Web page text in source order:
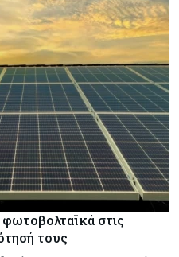
στις
τους